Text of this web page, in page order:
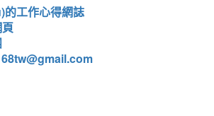
工作心得網誌